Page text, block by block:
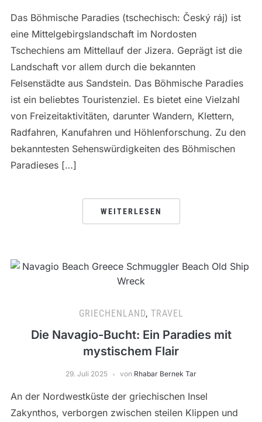
Das Böhmische Paradies (tschechisch: Český ráj) ist
eine Mittelgebirgslandschaft im Nordosten
Tschechiens am Mittellauf der Jizera. Geprägt ist die
Landschaft vor allem durch die bekannten
Felsenstädte aus Sandstein. Das Böhmische Paradies
ist ein beliebtes Touristenziel. Es bietet eine Vielzahl
von Freizeitaktivitäten, darunter Wandern, Klettern,
Radfahren, Kanufahren und Höhlenforschung. Zu den
bekanntesten Sehenswürdigkeiten des Böhmischen
Paradieses […]
WEITERLESEN
GRIECHENLAND, TRAVEL
Die Navagio-Bucht: Ein Paradies mit
mystischem Flair
29. Juli 2025 von Rhabar Bernek Tar
An der Nordwestküste der griechischen Insel
Zakynthos, verborgen zwischen steilen Klippen und